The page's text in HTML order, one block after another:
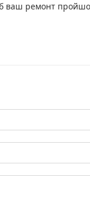
ваш ремонт